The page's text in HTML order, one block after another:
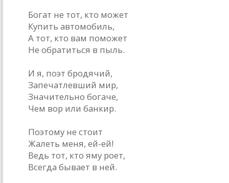
Богат не тот, кто может
Купить автомобиль,
А тот, кто вам поможет
Не обратиться в пыль.
И я, поэт бродячий,
Запечатлевший мир,
Значительно богаче,
Чем вор или банкир.
Поэтому не стоит
Жалеть меня, ей-ей!
Ведь тот, кто яму роет,
Всегда бывает в ней.